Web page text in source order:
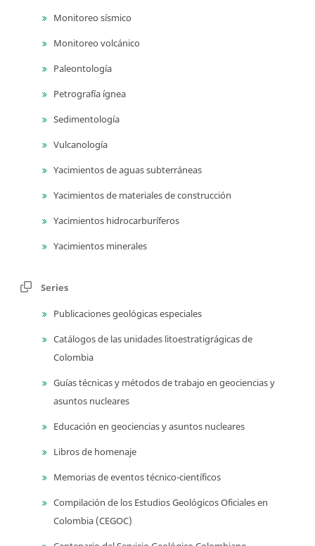
Monitoreo sísmico
Monitoreo volcánico
Paleontología
Petrografía ígnea
Sedimentología
Vulcanología
Yacimientos de aguas subterráneas
Yacimientos de materiales de construcción
Yacimientos hidrocarburíferos
Yacimientos minerales
Series
Publicaciones geológicas especiales
Catálogos de las unidades litoestratigrágicas de
Colombia
Guías técnicas y métodos de trabajo en geociencias y
asuntos nucleares
Educación en geociencias y asuntos nucleares
Libros de homenaje
Memorias de eventos técnico-científicos
Compilación de los Estudios Geológicos Oficiales en
Colombia (CEGOC)